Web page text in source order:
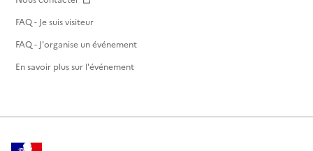
FAQ - Je suis visiteur
FAQ - J'organise un événement
En savoir plus sur l'événement